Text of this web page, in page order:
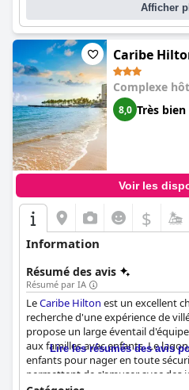
Afficher
Caribe
Complexe
8,0 Très bien
Voir les
$
Information
Résumé des avis
Résumé par IA
LeCaribe Hilton est un excellent
recherche d'une expérience de
propose un large éventail
aux familles avec enfants. Le
enfants pour nager en toute
permettent de s'amuser avec des
Lire les résumés des avis